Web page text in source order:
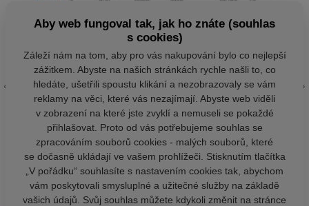
Aby web fungoval tak, jak ho znáte (souhlas
s cookies)
Záleží nám na tom, aby pro vás nakupování bylo co nejlepší
zážitkem. Abyste na našich stránkách rychle našli to, co
hledáte, ušetřili spoustu klikání a nezobrazovaly se vám
reklamy na věci, které vás nezajímají. Abyste web viděli
v zobrazení na které jste zvyklí a nemuseli se pokaždé
přihlašovat. Proto od vás potřebujeme souhlas se
zpracováním souborů cookies - malých souborů, které
se dočasně ukládají ve vašem prohlížeči. Stisknutím tlačítka
„V pořádku“ souhlasíte s nastavením cookies tak, abychom
vám poskytovali smysluplné a užitečné služby na základě
vašich údajů. Svůj souhlas můžete kdykoli změnit na stránce